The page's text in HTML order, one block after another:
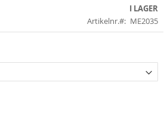
I LAGER
Artikelnr.
ME2035